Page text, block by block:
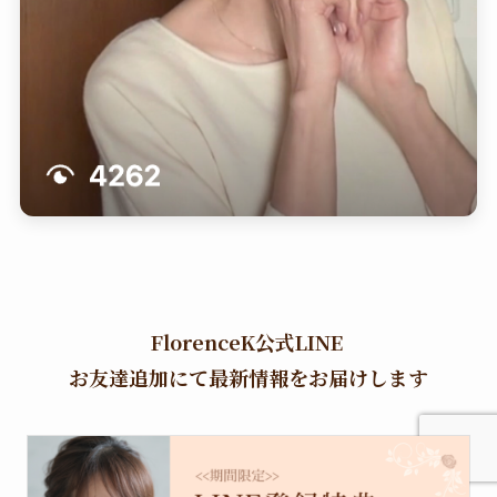
FlorenceK公式LINE
お友達追加にて最新情報をお届けします